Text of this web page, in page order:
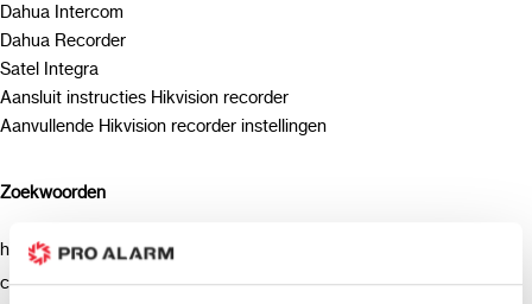
Dahua Intercom
Dahua Recorder
Satel Integra
Aansluit instructies Hikvision recorder
Aanvullende Hikvision recorder instellingen
Zoekwoorden
hikvision (8)
camera (7)